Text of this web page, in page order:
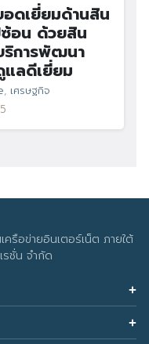
อดเยี่ยมด้านสิน
ซ้อน ด้วยสิน
ริการพัฒนา
ลดีเยี่ยม
, เศรษฐกิจ
รือข่ายอินเตอร์เน็ต ภายใต้
ชั่น จำกัด